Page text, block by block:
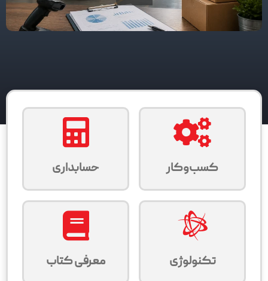
کسب‌وکار حسابداری
تکنولوژی معرفی کتاب